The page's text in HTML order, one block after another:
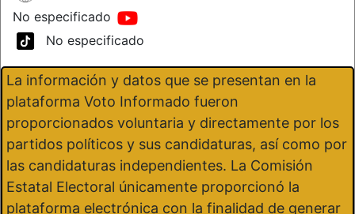
No especificado
No especificado
La información y datos que se presentan en la
plataforma Voto Informado fueron
proporcionados voluntaria y directamente por los
partidos políticos y sus candidaturas, así como por
las candidaturas independientes. La Comisión
Estatal Electoral únicamente proporcionó la
plataforma electrónica con la finalidad de generar